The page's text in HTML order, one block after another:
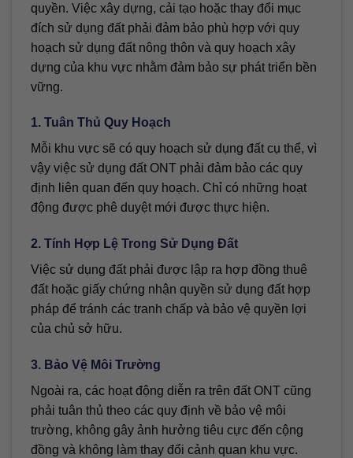
quyền. Việc xây dựng, cải tạo hoặc thay đổi mục
đích sử dụng đất phải đảm bảo phù hợp với quy
hoạch sử dụng đất nông thôn và quy hoạch xây
dựng của khu vực nhằm đảm bảo sự phát triển bền
vững.
1. Tuân Thủ Quy Hoạch
Mỗi khu vực sẽ có quy hoạch sử dụng đất cụ thể, vì
vậy việc sử dụng đất ONT phải đảm bảo các quy
định liên quan đến quy hoạch. Chỉ có những hoạt
động được phê duyệt mới được thực hiện.
2. Tính Hợp Lệ Trong Sử Dụng Đất
Việc sử dụng đất phải được lập ra hợp đồng thuê
đất hoặc giấy chứng nhận quyền sử dụng đất hợp
pháp để tránh các tranh chấp và bảo vệ quyền lợi
của chủ sở hữu.
3. Bảo Vệ Môi Trường
Ngoài ra, các hoạt động diễn ra trên đất ONT cũng
phải tuân thủ theo các quy định về bảo vệ môi
trường, không gây ảnh hưởng tiêu cực đến cộng
đồng và không làm thay đổi cảnh quan khu vực.